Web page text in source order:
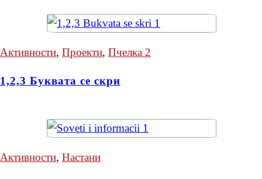
Активности, Проекти, Пчелка 2
1,2,3 Буквата се скри
Активности, Настани